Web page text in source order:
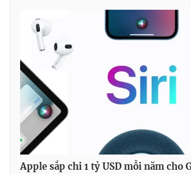
Theo dõi báo trên
Cơ quan chủ quản:
Cơ quan báo chí:
Thời báo VTV
Giấy phép hoạt động báo in và báo điện tử
cấp ngày 29/12/2023
Tổng Biên tập:
Phó Tổng Biên tập:
Nguyễn Thị Mỹ Hạnh,
Nguyễn Trọng Ninh
Tổng đài VTV: 024.38 355 931 - 024.38
Apple sắp chi 1 tỷ USD mỗi năm cho